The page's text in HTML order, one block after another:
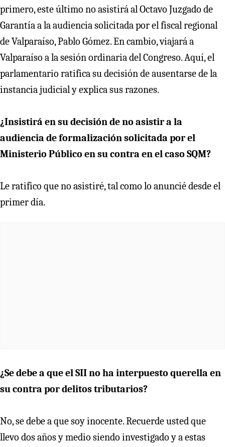
primero, este último no asistirá al Octavo Juzgado de
Garantía a la audiencia solicitada por el fiscal regional
de Valparaíso, Pablo Gómez. En cambio, viajará a
Valparaíso a la sesión ordinaria del Congreso. Aquí, el
parlamentario ratifica su decisión de ausentarse de la
instancia judicial y explica sus razones.
¿Insistirá en su decisión de no asistir a la
audiencia de formalización solicitada por el
Ministerio Público en su contra en el caso SQM?
Le ratifico que no asistiré, tal como lo anuncié desde el
primer día.
¿Se debe a que el SII no ha interpuesto querella en
su contra por delitos tributarios?
No, se debe a que soy inocente. Recuerde usted que
llevo dos años y medio siendo investigado y a estas